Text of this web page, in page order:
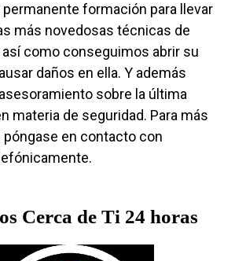
formación para llevar
más novedosas técnicas de
así como conseguimos abrir su
daños en ella. Y además
sobre la última
materia de seguridad. Para más
en contacto con
Cerca de Ti 24 horas